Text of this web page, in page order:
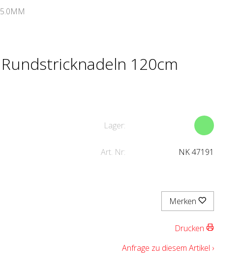
120cm
Lager:
Art. Nr: NK 47191
Merken
Drucken
Anfrage zu diesem Artikel ›